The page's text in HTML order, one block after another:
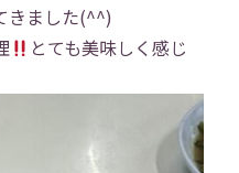
きました(^^)
とても美味しく感じ